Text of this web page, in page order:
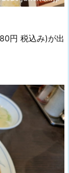
円 税込み)が出